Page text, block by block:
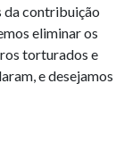
da contribuição
eliminar os
torturados e
e desejamos